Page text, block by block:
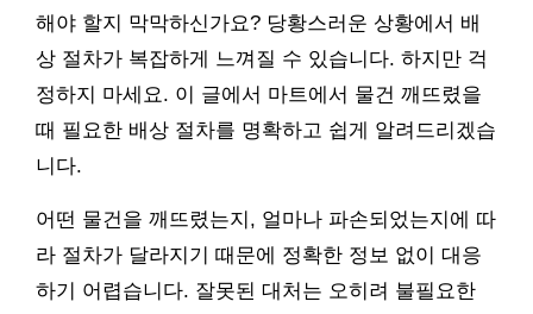
해야 할지 막막하신가요? 당황스러운 상황에서 배
상 절차가 복잡하게 느껴질 수 있습니다. 하지만 걱
정하지 마세요. 이 글에서 마트에서 물건 깨뜨렸을
때 필요한 배상 절차를 명확하고 쉽게 알려드리겠습
니다.
어떤 물건을 깨뜨렸는지, 얼마나 파손되었는지에 따
라 절차가 달라지기 때문에 정확한 정보 없이 대응
하기 어렵습니다. 잘못된 대처는 오히려 불필요한